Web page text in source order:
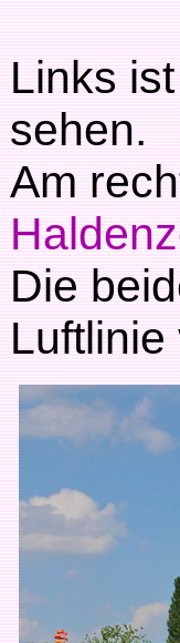
Links
sehen.
Am
Die
Luftlinie